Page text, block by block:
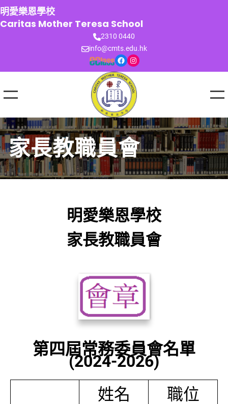
跳
至
主
明愛樂恩學校
Caritas Mother Teresa School
2310 0440
info@cmts.edu.hk
Facebook Instagram
家長教職員會
明愛樂恩學校
家長教職員會
第四屆常務委員會名單
(2024-2026)
姓名
職位